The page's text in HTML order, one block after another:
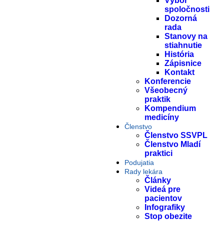
spoločnosti
Dozorná
rada
Stanovy na
stiahnutie
História
Zápisnice
Kontakt
Konferencie
Všeobecný
praktik
Kompendium
medicíny
Členstvo
Členstvo SSVPL
Členstvo Mladí
praktici
Podujatia
Rady lekára
Články
Videá pre
pacientov
Infografiky
Stop obezite